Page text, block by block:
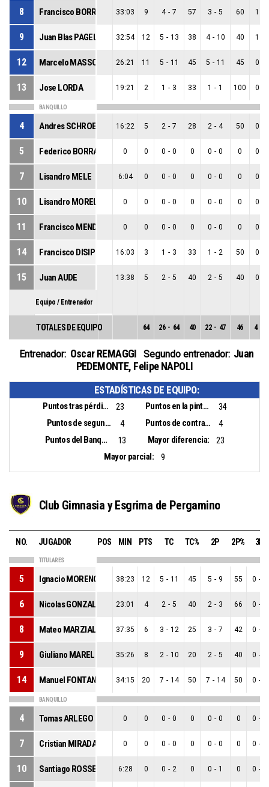
8 Francisco BORRAJO 33:03 9 4 - 7 57 3 - 5 60 1
9 Juan Blas PAGELLA 32:54 12 5 - 13 38 4 - 10 40 1
12 Marcelo MASSON 26:21 11 5 - 11 45 5 - 11 45 0
13 Jose LORDA 19:21 2 1 - 3 33 1 - 1 100 0
BANQUILLO
4 Andres SCHROEDER 16:22 5 2 - 7 28 2 - 4 50 0
5 Federico BORRAJO 0 0 0 - 0 0 0 - 0 0 0
7 Lisandro MELE 6:04 0 0 - 0 0 0 - 0 0 0
10 Lisandro MOREL 0 0 0 - 0 0 0 - 0 0 0
11 Francisco MENDEZ 0 0 0 - 0 0 0 - 0 0 0
14 Francisco DISIPIO 16:03 3 1 - 3 33 1 - 2 50 0
15 Juan AUDE 13:38 5 2 - 5 40 2 - 5 40 0
Equipo / Entrenador
TOTALES DE EQUIPO 64 26 - 64 40 22 - 47 46 4
Entrenador: Oscar REMAGGI Segundo entrenador: Juan
PEDEMONTE, Felipe NAPOLI
ESTADÍSTICAS DE EQUIPO:
Puntos tras pérdidas: 23 Puntos en la pintura:
34
Puntos de segunda oportunidad:
4 Puntos de contraataque:
4
Puntos del Banquillo:
13 Mayor diferencia:
23
Mayor parcial:
9
Club Gimnasia y Esgrima de Pergamino
NO. JUGADOR POS MIN PTS TC TC% 2P 2P% 3P
TITULARES
5 Ignacio MORENO 38:23 12 5 - 11 45 5 - 9 55 0 -
6 Nicolas GONZALEZ 23:01 4 2 - 5 40 2 - 3 66 0 -
8 Mateo MARZIALI 37:35 6 3 - 12 25 3 - 7 42 0 -
9 Giuliano MARELLI 35:26 8 2 - 10 20 2 - 5 40 0 -
14 Manuel FONTANA 34:15 20 7 - 14 50 7 - 14 50 0 -
BANQUILLO
4 Tomas ARLEGO 0 0 0 - 0 0 0 - 0 0 0 -
7 Cristian MIRADA 0 0 0 - 0 0 0 - 0 0 0 -
10 Santiago ROSSET 6:28 0 0 - 2 0 0 - 1 0 0 -